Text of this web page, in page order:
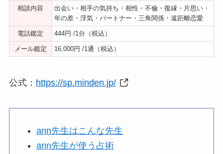
相談内容
出会い・相手の気持ち・相性・不倫・復縁・片思い・
年の差・浮気・パートナー・三角関係・遠距離恋愛
電話鑑定 444円 /1分（税込）
メール鑑定 16,000円 /1通（税込）
公式： https://sp.minden.jp/
ann先生はこんな先生
ann先生が使う占術